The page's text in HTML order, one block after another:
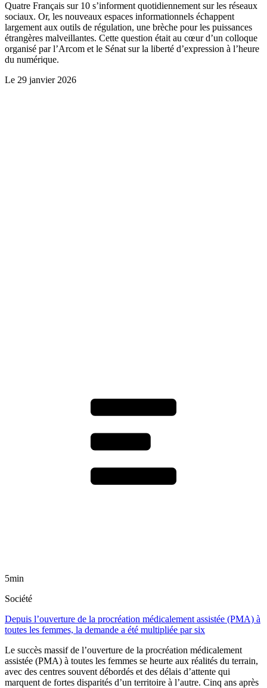
Quatre Français sur 10 s’informent quotidiennement sur les réseaux
sociaux. Or, les nouveaux espaces informationnels échappent
largement aux outils de régulation, une brèche pour les puissances
étrangères malveillantes. Cette question était au cœur d’un colloque
organisé par l’Arcom et le Sénat sur la liberté d’expression à l’heure
du numérique.
Le 29 janvier 2026
5min
Société
Depuis l’ouverture de la procréation médicalement assistée (PMA) à
toutes les femmes, la demande a été multipliée par six
Le succès massif de l’ouverture de la procréation médicalement
assistée (PMA) à toutes les femmes se heurte aux réalités du terrain,
avec des centres souvent débordés et des délais d’attente qui
marquent de fortes disparités d’un territoire à l’autre. Cinq ans après